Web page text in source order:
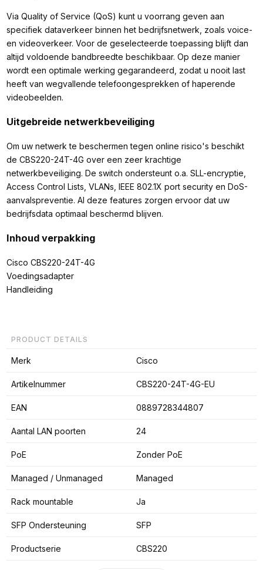
Via Quality of Service (QoS) kunt u voorrang geven aan
specifiek dataverkeer binnen het bedrijfsnetwerk, zoals voice-
en videoverkeer. Voor de geselecteerde toepassing blijft dan
altijd voldoende bandbreedte beschikbaar. Op deze manier
wordt een optimale werking gegarandeerd, zodat u nooit last
heeft van wegvallende telefoongesprekken of haperende
videobeelden.
Uitgebreide netwerkbeveiliging
Om uw netwerk te beschermen tegen online risico's beschikt
de CBS220-24T-4G over een zeer krachtige
netwerkbeveiliging. De switch ondersteunt o.a. SLL-encryptie,
Access Control Lists, VLANs, IEEE 802.1X port security en DoS-
aanvalspreventie. Al deze features zorgen ervoor dat uw
bedrijfsdata optimaal beschermd blijven.
Inhoud verpakking
Cisco CBS220-24T-4G
Voedingsadapter
Handleiding
PRODUCT DETAILS
Merk Cisco
Artikelnummer CBS220-24T-4G-EU
EAN 0889728344807
Aantal LAN poorten 24
PoE Zonder PoE
Managed / Unmanaged Managed
Rack mountable Ja
SFP Ondersteuning SFP
Productserie CBS220